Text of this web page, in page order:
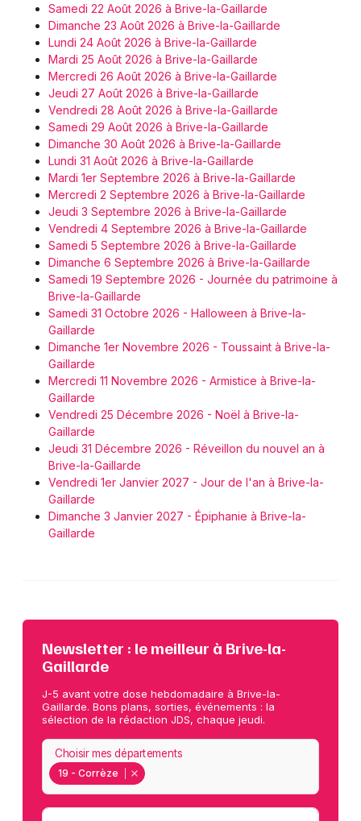
Samedi 22 Août 2026 à Brive-la-Gaillarde
Dimanche 23 Août 2026 à Brive-la-Gaillarde
Lundi 24 Août 2026 à Brive-la-Gaillarde
Mardi 25 Août 2026 à Brive-la-Gaillarde
Mercredi 26 Août 2026 à Brive-la-Gaillarde
Jeudi 27 Août 2026 à Brive-la-Gaillarde
Vendredi 28 Août 2026 à Brive-la-Gaillarde
Samedi 29 Août 2026 à Brive-la-Gaillarde
Dimanche 30 Août 2026 à Brive-la-Gaillarde
Lundi 31 Août 2026 à Brive-la-Gaillarde
Mardi 1er Septembre 2026 à Brive-la-Gaillarde
Mercredi 2 Septembre 2026 à Brive-la-Gaillarde
Jeudi 3 Septembre 2026 à Brive-la-Gaillarde
Vendredi 4 Septembre 2026 à Brive-la-Gaillarde
Samedi 5 Septembre 2026 à Brive-la-Gaillarde
Dimanche 6 Septembre 2026 à Brive-la-Gaillarde
Samedi 19 Septembre 2026 - Journée du patrimoine à
Brive-la-Gaillarde
Samedi 31 Octobre 2026 - Halloween à Brive-la-
Gaillarde
Dimanche 1er Novembre 2026 - Toussaint à Brive-la-
Gaillarde
Mercredi 11 Novembre 2026 - Armistice à Brive-la-
Gaillarde
Vendredi 25 Décembre 2026 - Noël à Brive-la-
Gaillarde
Jeudi 31 Décembre 2026 - Réveillon du nouvel an à
Brive-la-Gaillarde
Vendredi 1er Janvier 2027 - Jour de l'an à Brive-la-
Gaillarde
Dimanche 3 Janvier 2027 - Épiphanie à Brive-la-
Gaillarde
Newsletter : le meilleur à Brive-la-
Gaillarde
J-5 avant votre dose hebdomadaire à Brive-la-
Gaillarde. Bons plans, sorties, événements : la
sélection de la rédaction JDS, chaque jeudi.
19 - Corrèze
Choisir mes départements